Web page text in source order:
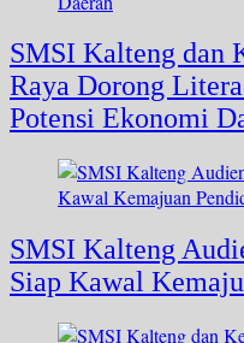
SMSI Kalteng dan
Raya Dorong
Potensi Ekonomi
SMSI Kalteng
Siap Kawal